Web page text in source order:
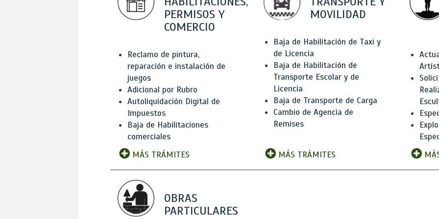
PERMISOS Y
COMERCIO
Reclamo de pintura,
reparación e instalación de
juegos
Adicional por Rubro
Autoliquidación Digital de
Impuestos
Baja de Habilitaciones
comerciales
MÁS TRÁMITES
MOVILIDAD
Baja de Habilitación de Taxi y
de Licencia
Baja de Habilitación de
Transporte Escolar y de
Licencia
Baja de Transporte de Carga
Cambio de Agencia de
Remises
MÁS TRÁMITES
OBRAS
PARTICULARES